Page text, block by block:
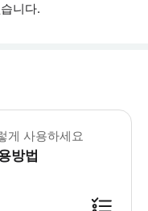
니다.
보: 교통편을 보장해 드릴
게 사용하세요
방법